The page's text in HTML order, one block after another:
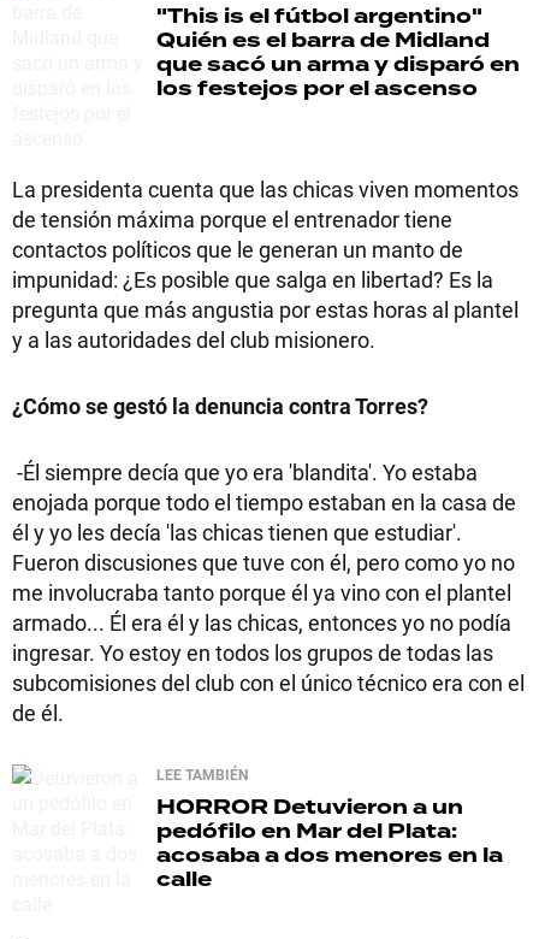
"This is el fútbol argentino"
Quién es el barra de Midland
que sacó un arma y disparó en
los festejos por el ascenso
La presidenta cuenta que las chicas viven momentos
de tensión máxima porque el entrenador tiene
contactos políticos que le generan un manto de
impunidad: ¿Es posible que salga en libertad? Es la
pregunta que más angustia por estas horas al plantel
y a las autoridades del club misionero.
¿Cómo se gestó la denuncia contra Torres?
-Él siempre decía que yo era 'blandita'. Yo estaba
enojada porque todo el tiempo estaban en la casa de
él y yo les decía 'las chicas tienen que estudiar'.
Fueron discusiones que tuve con él, pero como yo no
me involucraba tanto porque él ya vino con el plantel
armado... Él era él y las chicas, entonces yo no podía
ingresar. Yo estoy en todos los grupos de todas las
subcomisiones del club con el único técnico era con el
de él.
LEE TAMBIÉN
HORROR Detuvieron a un
pedófilo en Mar del Plata:
acosaba a dos menores en la
calle